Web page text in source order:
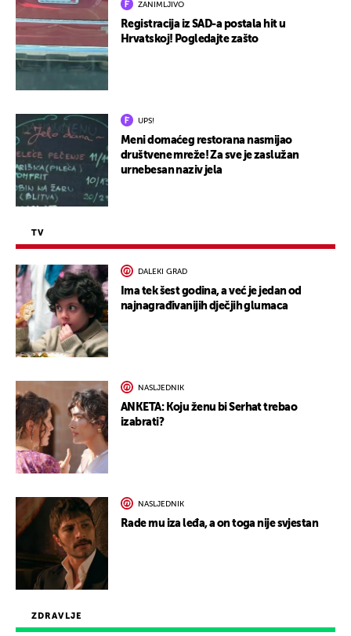
ZDRAVLJE
ZANIMLJIVO
Registracija iz SAD-a postala hit u
Hrvatskoj! Pogledajte zašto
UPS!
Meni domaćeg restorana nasmijao
društvene mreže! Za sve je zaslužan
urnebesan naziv jela
TV
DALEKI GRAD
Ima tek šest godina, a već je jedan od
najnagrađivanijih dječjih glumaca
NASLJEDNIK
ANKETA: Koju ženu bi Serhat trebao
izabrati?
NASLJEDNIK
Rade mu iza leđa, a on toga nije svjestan